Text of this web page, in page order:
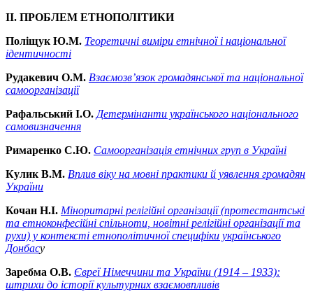
ІІ. ПРОБЛЕМ ЕТНОПОЛІТИКИ
Поліщук Ю.М. Теоретичні виміри етнічної і національної
ідентичності
Рудакевич О.М. Взаємозв’язок громадянської та національної
самоорганізації
Рафальський І.О. Детермінанти українського національного
самовизначення
Римаренко С.Ю. Самоорганізація етнічних груп в Україні
Кулик В.М. Вплив віку на мовні практики й уявлення громадян
України
Кочан Н.І. Міноритарні релігійні організації (протестантські
та етноконфесійні спільноти, новітні релігійні організації та
рухи) у контексті етнополітичної специфіки українського
Донбасу
Заребма О.В. Євреї Німеччини та України (1914 – 1933):
штрихи до історії культурних взаємовпливів